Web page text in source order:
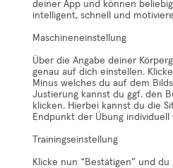
deiner App und können
intelligent, schnell und
Maschineneinstellung
Über die Angabe deiner
genau auf dich einstellen.
Minus welches du auf dem
Justierung kannst du ggf. den
klicken. Hierbei kannst du die
Endpunkt der Übung individuell
Trainingseinstellung
Klicke nun “Bestätigen” und